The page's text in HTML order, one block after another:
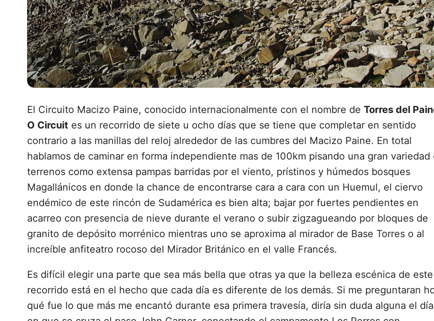
El Circuito Macizo Paine, conocido internacionalmente con el nombre de Torres del
O Circuit es un recorrido de siete u ocho días que se tiene que completar en sentido
contrario a las manillas del reloj alrededor de las cumbres del Macizo Paine. En total
hablamos de caminar en forma independiente mas de 100km pisando una gran variedad
terrenos como extensa pampas barridas por el viento, prístinos y húmedos bosques
Magallánicos en donde la chance de encontrarse cara a cara con un Huemul, el ciervo
endémico de este rincón de Sudamérica es bien alta; bajar por fuertes pendientes en
acarreo con presencia de nieve durante el verano o subir zigzagueando por bloques de
granito de depósito morrénico mientras uno se aproxima al mirador de Base Torres o al
increíble anfiteatro rocoso del Mirador Británico en el valle Francés.
Es difícil elegir una parte que sea más bella que otras ya que la belleza escénica de este
recorrido está en el hecho que cada día es diferente de los demás. Si me preguntaran
qué fue lo que más me encantó durante esa primera travesía, diría sin duda alguna el día